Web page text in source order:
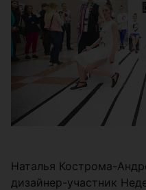
Наталья Кострома-
дизайнер-участник